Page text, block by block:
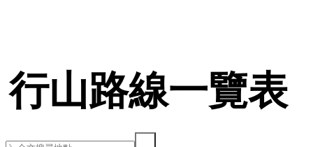
行山路線一覽表